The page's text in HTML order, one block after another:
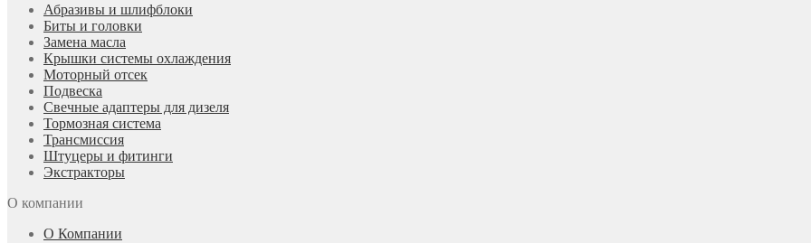
Абразивы и шлифблоки
Биты и головки
Замена масла
Крышки системы охлаждения
Моторный отсек
Подвеска
Свечные адаптеры для дизеля
Тормозная система
Трансмиссия
Штуцеры и фитинги
Экстракторы
О компании
О Компании